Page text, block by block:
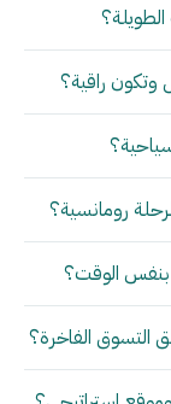
وتكون راقية؟
رومانسية؟
بنفس الوقت؟
التسوق الفاخرة؟